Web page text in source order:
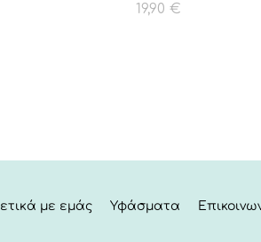
19,90€
με εμάς Υφάσματα